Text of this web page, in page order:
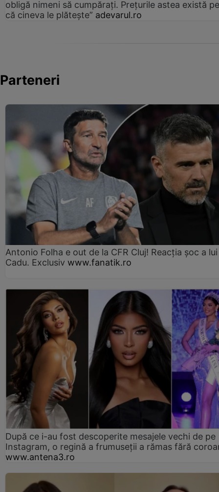
obligă nimeni să cumpărați. Prețurile astea există
că cineva le plătește” adevarul.ro
Parteneri
Antonio Folha e out de la CFR Cluj! Reacția șoc a lui
Cadu. Exclusiv www.fanatik.ro
După ce i-au fost descoperite mesajele vechi de pe
Instagram, o regină a frumuseții a rămas fără
www.antena3.ro